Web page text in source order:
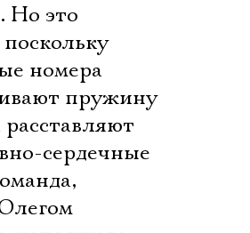
Но это
номера
пружину
расставляют
сердечные